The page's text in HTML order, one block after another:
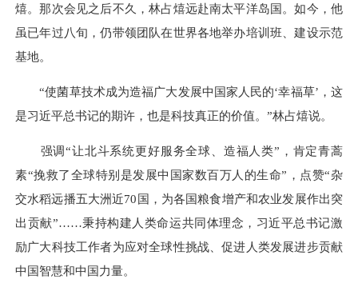
熺。那次会见之后不久，林占熺远赴南太平洋岛国。如今，他
虽已年过八旬，仍带领团队在世界各地举办培训班、建设示范
基地。
“使菌草技术成为造福广大发展中国家人民的‘幸福草’，这
是习近平总书记的期许，也是科技真正的价值。”林占熺说。
强调“让北斗系统更好服务全球、造福人类”，肯定青蒿
素“挽救了全球特别是发展中国家数百万人的生命”，点赞“杂
交水稻远播五大洲近70国，为各国粮食增产和农业发展作出突
出贡献”……秉持构建人类命运共同体理念，习近平总书记激
励广大科技工作者为应对全球性挑战、促进人类发展进步贡献
中国智慧和中国力量。